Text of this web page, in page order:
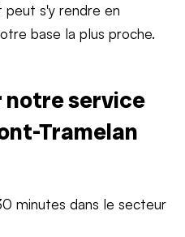
peut s'y rendre en
base la plus proche.
notre service
Tramelan
minutes dans le secteur